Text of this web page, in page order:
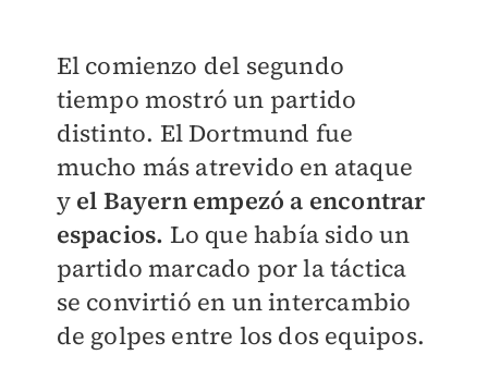
El comienzo del segundo
tiempo mostró un partido
distinto. El Dortmund fue
mucho más atrevido en ataque
y el Bayern empezó a encontrar
espacios. Lo que había sido un
partido marcado por la táctica
se convirtió en un intercambio
de golpes entre los dos equipos.